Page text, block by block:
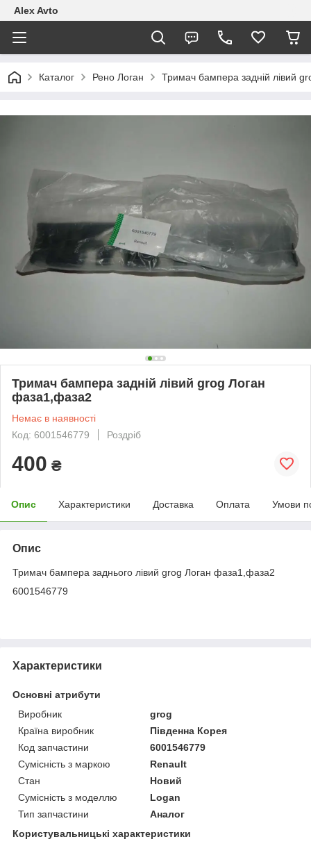
Alex Avto
Каталог Рено Логан Тримач бампера задній лівий
Тримач бампера задній лівий grog Логан
фаза1,фаза2
Немає в наявності
Код: 6001546779
Роздріб
400 ₴
Опис Характеристики Доставка Оплата Умови
Опис
Тримач бампера заднього лівий grog Логан фаза1,фаза2
6001546779
Характеристики
Основні атрибути
Виробник
grog
Країна виробник
Південна Корея
Код запчастини
6001546779
Сумісність з маркою
Renault
Стан
Новий
Сумісність з моделлю
Logan
Тип запчастини
Аналог
Користувальницькі характеристики